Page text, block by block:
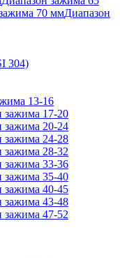
70 ммДиапазон
304)
13-16
зажима 17-20
зажима 20-24
зажима 24-28
зажима 28-32
зажима 33-36
зажима 35-40
зажима 40-45
зажима 43-48
зажима 47-52